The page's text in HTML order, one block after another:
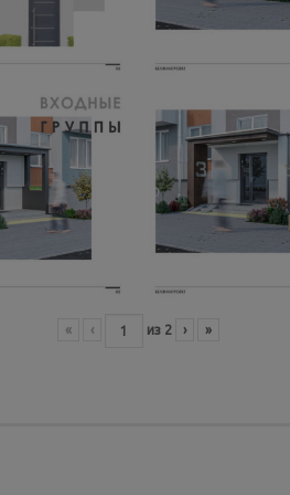
« ‹ из 2 › »